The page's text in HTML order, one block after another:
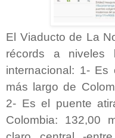
El Viaducto de La
récords a niveles
internacional: 1- Es
más largo de
2- Es el puente
Colombia: 132,00